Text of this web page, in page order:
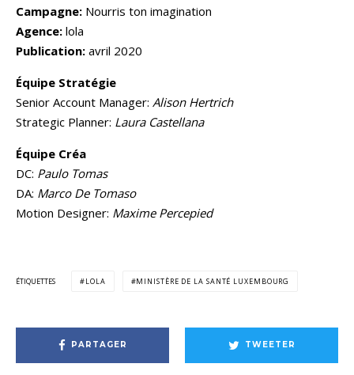
Campagne: Nourris ton imagination
Agence: lola
Publication: avril 2020
Équipe Stratégie
Senior Account Manager: Alison Hertrich
Strategic Planner: Laura Castellana
Équipe Créa
DC: Paulo Tomas
DA: Marco De Tomaso
Motion Designer: Maxime Percepied
ÉTIQUETTES LOLA MINISTÈRE DE LA SANTÉ LUXEMBOURG
PARTAGER TWEETER